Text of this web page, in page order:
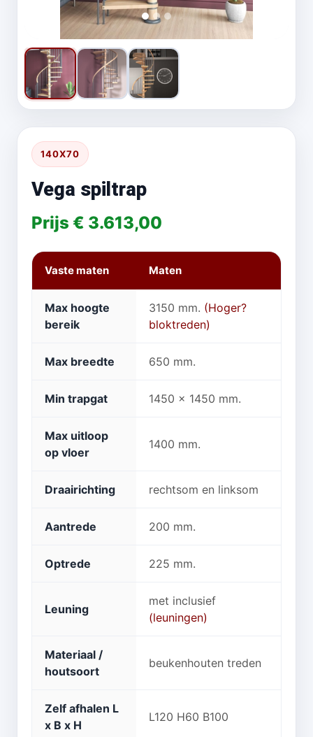
140X70
Vega spiltrap
Prijs € 3.613,00
Vaste maten Maten
Max hoogte
bereik
3150 mm. (Hoger?
bloktreden)
Max breedte 650 mm.
Min trapgat 1450 x 1450 mm.
Max uitloop
op vloer
1400 mm.
Draairichting rechtsom en linksom
Aantrede 200 mm.
Optrede 225 mm.
Leuning
met inclusief
(leuningen)
Materiaal /
houtsoort
beukenhouten treden
Zelf afhalen L
x B x H
L120 H60 B100